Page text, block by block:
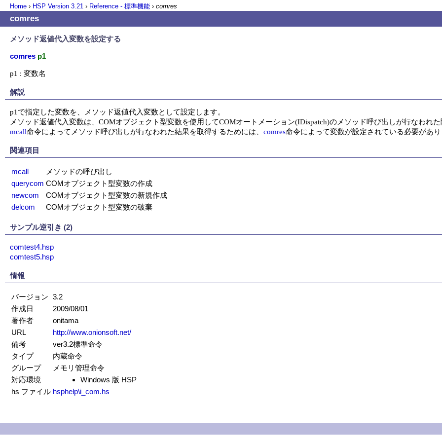
Home › HSP Version 3.21 › Reference - 標準機能 › comres
comres
メソッド返値代入変数を設定する
comres p1
p1 : 変数名
解説
p1で指定した変数を、メソッド返値代入変数として設定します。
mcall命令によってメソッド呼び出しが行なわれた結果を取得するためには、 comres命令によって変数が設定されている必要があり
関連項目
mcall
メソッドの呼び出し
querycom COMオブジェクト型変数の作成
newcom
COMオブジェクト型変数の新規作成
delcom
COMオブジェクト型変数の破棄
サンプル逆引き (2)
comtest4.hsp
comtest5.hsp
情報
バージョン 3.2
作成日
2009/08/01
著作者
onitama
URL
http://www.onionsoft.net/
備考
ver3.2標準命令
タイプ
内蔵命令
グループ
メモリ管理命令
対応環境
Windows 版 HSP
hs ファイル hsphelp\i_com.hs